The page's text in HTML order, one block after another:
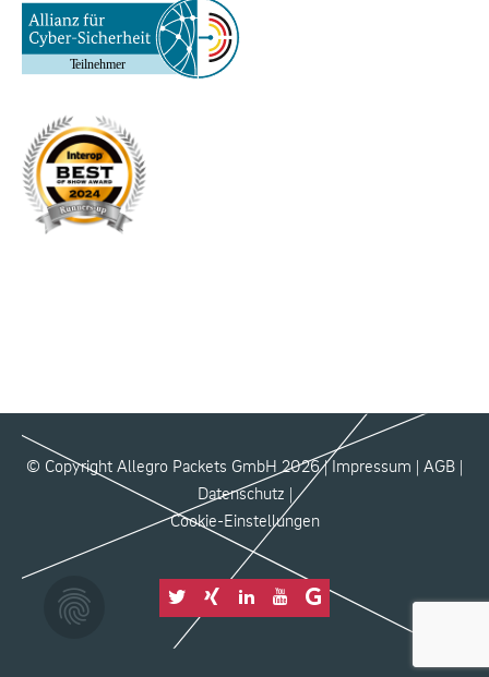
© Copyright Allegro Packets GmbH 2026 |Impressum | AGB |
Datenschutz |
Cookie-Einstellungen